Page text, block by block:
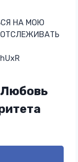
НА МОЮ
Любовь